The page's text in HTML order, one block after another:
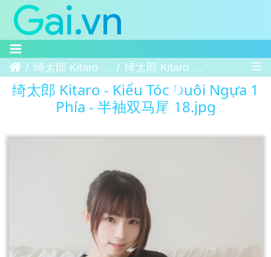
Trang chủ绮太郎 Kitaro - Kiểu Tóc Đuôi Ngựa 1 Phía - 半袖双马尾 绮太郎 Kitaro - Kiểu Tóc Đuôi Ngựa 1 Phía - 半袖双马尾 18
绮太郎 Kitaro - Kiểu Tóc Đuôi Ngựa 1
Phía - 半袖双马尾 18.jpg